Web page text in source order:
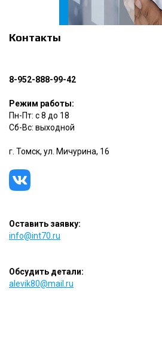
Контакты
8-952-888-99-42
Режим работы:
Пн-Пт: с 8 до 18
Сб-Вс: выходной
г. Томск, ул. Мичурина, 16
Оставить заявку:
info@int70.ru
Обсудить детали:
alevik80@mail.ru